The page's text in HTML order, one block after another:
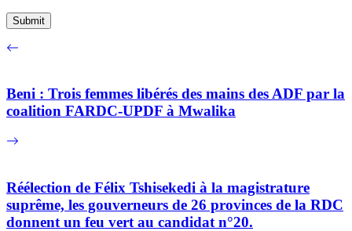
Beni : Trois femmes libérés des mains des ADF par la
coalition FARDC-UPDF à Mwalika
Réélection de Félix Tshisekedi à la magistrature
suprême, les gouverneurs de 26 provinces de la RDC
donnent un feu vert au candidat n°20.